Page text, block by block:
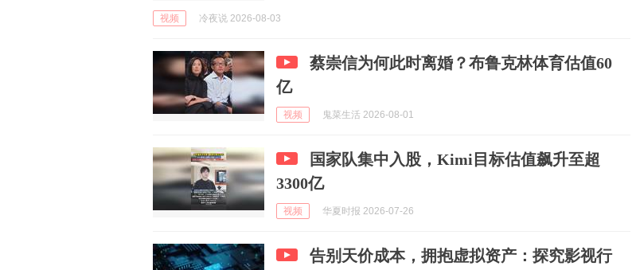
视频 冷夜说 2026-08-03
蔡崇信为何此时离婚？布鲁克林体育估值60
亿
视频 鬼菜生活 2026-08-01
国家队集中入股，Kimi目标估值飙升至超
3300亿
视频 华夏时报 2026-07-26
告别天价成本，拥抱虚拟资产：探究影视行